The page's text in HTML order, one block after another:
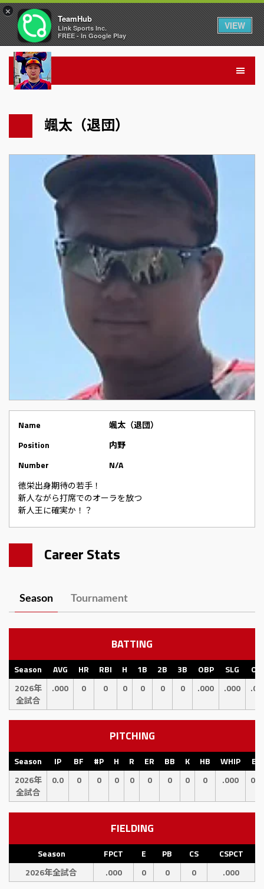
颯太（退団）
Name
颯太（退団）
Position
内野
Number
N/A
徳栄出身期待の若手！
新人ながら打席でのオーラを放つ
新人王に確実か！？
Career Stats
Season Tournament
BATTING
Season AVG HR RBI H 1B 2B 3B OBP SLG
2026年
全試合
.000 0 0 0 0 0 0 .000 .000
PITCHING
Season IP BF #P H R ER BB K HB WHIP
2026年
全試合
0.0 0 0 0 0 0 0 0 0 .000
FIELDING
Season FPCT E PB CS
CSPCT
2026年全試合
.000 0 0 0 .000
×
TeamHub
Link Sports Inc.
FREE - In Google Play
VIEW